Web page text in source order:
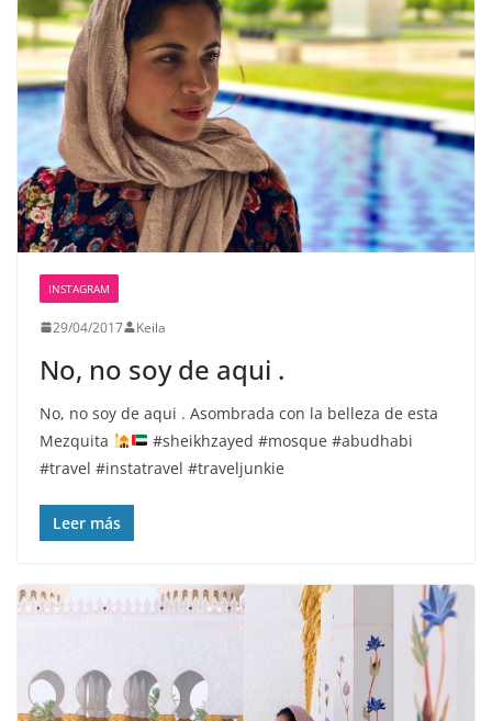
INSTAGRAM
29/04/2017 Keila
No, no soy de aqui .
No, no soy de aqui . Asombrada con la belleza de esta
Mezquita
#sheikhzayed #mosque #abudhabi
#travel #instatravel #traveljunkie
Leer más